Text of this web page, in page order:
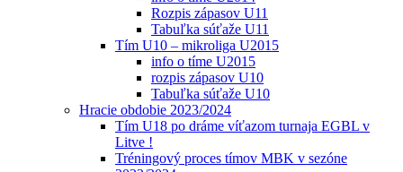
Rozpis zápasov U11
Tabuľka súťaže U11
Tím U10 – mikroliga U2015
info o tíme U2015
rozpis zápasov U10
Tabuľka súťaže U10
Hracie obdobie 2023/2024
Tím U18 po dráme víťazom turnaja EGBL v
Litve !
Tréningový proces tímov MBK v sezóne